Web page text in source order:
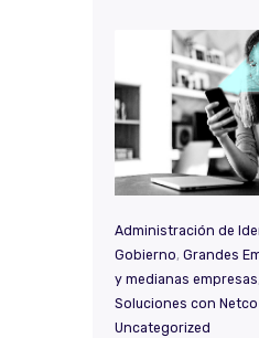
Administración de
Gobierno, Grandes
y medianas empresas
Soluciones con
Uncategorized